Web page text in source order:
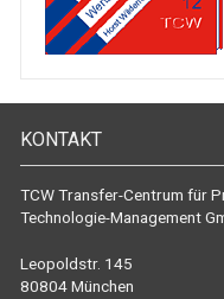
KONTAKT
TCW Transfer-Centrum für
Technologie-Management
Leopoldstr. 145
80804 München